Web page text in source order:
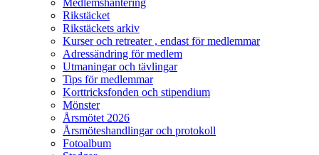
Medlemshantering
Rikstäcket
Rikstäckets arkiv
Kurser och retreater , endast för medlemmar
Adressändring för medlem
Utmaningar och tävlingar
Tips för medlemmar
Korttricksfonden och stipendium
Mönster
Årsmötet 2026
Årsmöteshandlingar och protokoll
Fotoalbum